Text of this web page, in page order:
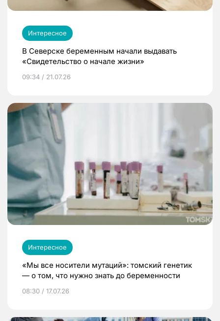
Интересное
В Северске беременным начали выдавать
«Свидетельство о начале жизни»
09:34 / 21.07.26
Интересное
«Мы все носители мутаций»: томский генетик
— о том, что нужно знать до беременности
08:30 / 17.07.26